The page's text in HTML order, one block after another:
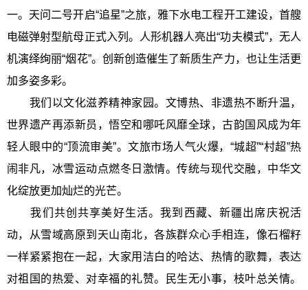
一。天问二号开启“追星”之旅，雅下水电工程开工建设，首艘
电磁弹射型航母正式入列。人形机器人亮出“功夫模式”，无人
机演绎绚丽“烟花”。创新创造催生了新质生产力，也让生活更
加多姿多彩。
我们以文化滋养精神家园。文博热、非遗热不断升温，
世界遗产再添新员，悟空和哪吒风靡全球，古韵国风成为年
轻人眼中的“顶流审美”。文旅市场人气火爆，“城超”“村超”热
闹非凡，冰雪运动点燃冬日激情。传统与现代交融，中华文
化绽放更加灿烂的光芒。
我们共创共享美好生活。我到西藏、新疆出席庆祝活
动，从雪域高原到天山南北，各族群众心手相连，像石榴籽
一样紧紧抱在一起，大家用洁白的哈达、热情的歌舞，表达
对祖国的热爱、对幸福的礼赞。民生无小事，枝叶总关情。